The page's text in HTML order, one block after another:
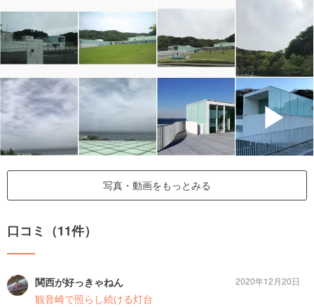
▶
写真・動画をもっとみる
口コミ（11件）
関西が好っきゃねん
観音崎で照らし続ける灯台
2020年12月20日